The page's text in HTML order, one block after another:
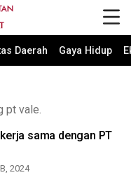
Daerah Gaya Hidup
pt vale.
sama dengan PT
2024